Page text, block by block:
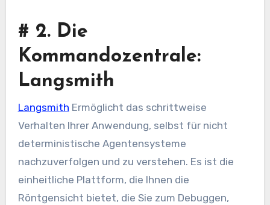
# 2. Die
Kommandozentrale:
Langsmith
Langsmith Ermöglicht das schrittweise
Verhalten Ihrer Anwendung, selbst für nicht
deterministische Agentensysteme
nachzuverfolgen und zu verstehen. Es ist die
einheitliche Plattform, die Ihnen die
Röntgensicht bietet, die Sie zum Debuggen,